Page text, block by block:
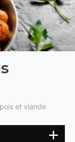
et viande